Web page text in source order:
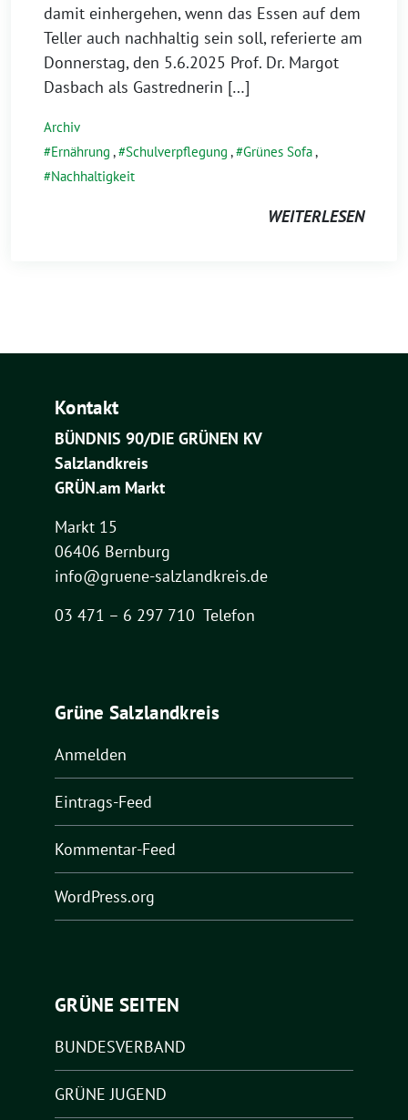
damit einhergehen, wenn das Essen auf dem
Teller auch nachhaltig sein soll, referierte am
Donnerstag, den 5.6.2025 Prof. Dr. Margot
Dasbach als Gastrednerin […]
Archiv
Ernährung , Schulverpflegung , Grünes Sofa,
Nachhaltigkeit
WEITERLESEN
Kontakt
BÜNDNIS 90/DIE GRÜNEN KV
Salzlandkreis
GRÜN.am Markt
Markt 15
06406 Bernburg
info@gruene-salzlandkreis.de
03 471 – 6 297 710 Telefon
Grüne Salzlandkreis
Anmelden
Eintrags-Feed
Kommentar-Feed
WordPress.org
GRÜNE SEITEN
BUNDESVERBAND
GRÜNE JUGEND